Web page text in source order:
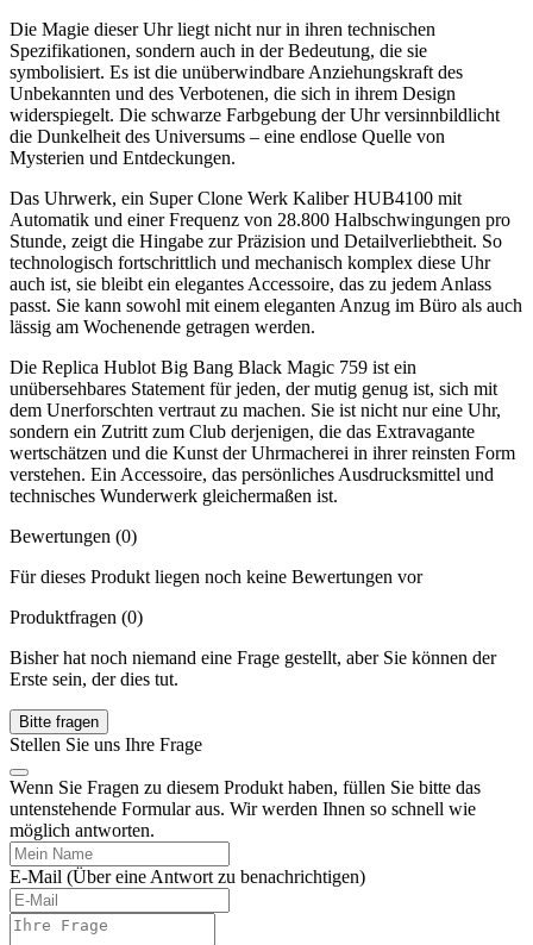
Die Magie dieser Uhr liegt nicht nur in ihren technischen
Spezifikationen, sondern auch in der Bedeutung, die sie
symbolisiert. Es ist die unüberwindbare Anziehungskraft des
Unbekannten und des Verbotenen, die sich in ihrem Design
widerspiegelt. Die schwarze Farbgebung der Uhr versinnbildlicht
die Dunkelheit des Universums – eine endlose Quelle von
Mysterien und Entdeckungen.
Das Uhrwerk, ein Super Clone Werk Kaliber HUB4100 mit
Automatik und einer Frequenz von 28.800 Halbschwingungen pro
Stunde, zeigt die Hingabe zur Präzision und Detailverliebtheit. So
technologisch fortschrittlich und mechanisch komplex diese Uhr
auch ist, sie bleibt ein elegantes Accessoire, das zu jedem Anlass
passt. Sie kann sowohl mit einem eleganten Anzug im Büro als auch
lässig am Wochenende getragen werden.
Die Replica Hublot Big Bang Black Magic 759 ist ein
unübersehbares Statement für jeden, der mutig genug ist, sich mit
dem Unerforschten vertraut zu machen. Sie ist nicht nur eine Uhr,
sondern ein Zutritt zum Club derjenigen, die das Extravagante
wertschätzen und die Kunst der Uhrmacherei in ihrer reinsten Form
verstehen. Ein Accessoire, das persönliches Ausdrucksmittel und
technisches Wunderwerk gleichermaßen ist.
Bewertungen (0)
Für dieses Produkt liegen noch keine Bewertungen vor
Produktfragen (0)
Bisher hat noch niemand eine Frage gestellt, aber Sie können der
Erste sein, der dies tut.
Bitte fragen
Stellen Sie uns Ihre Frage
Wenn Sie Fragen zu diesem Produkt haben, füllen Sie bitte das
untenstehende Formular aus. Wir werden Ihnen so schnell wie
möglich antworten.
E-Mail (Über eine Antwort zu benachrichtigen)